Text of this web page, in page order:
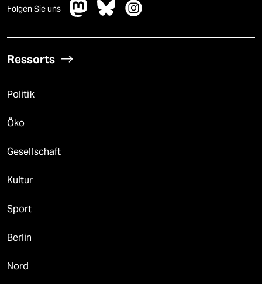
Folgen Sie uns
Ressorts
Politik
Öko
Gesellschaft
Kultur
Sport
Berlin
Nord